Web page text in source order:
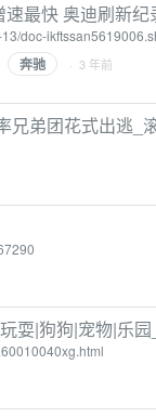
最快 奥迪刷新
doc-
奔驰 · 3 年前
兄弟团花式出逃_
耍|狗狗|宠物|乐